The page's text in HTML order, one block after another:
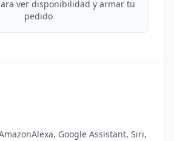
ver disponibilidad y armar tu
pedido
Google Assistant, Siri,